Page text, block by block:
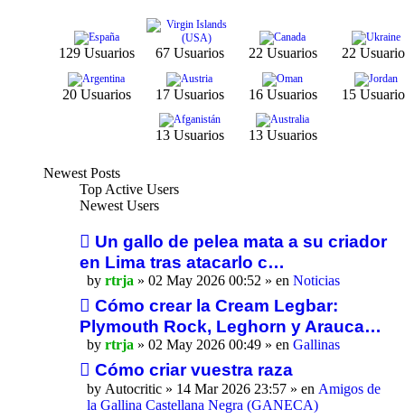
129 Usuarios 67 Usuarios 22 Usuarios 22
20 Usuarios 17 Usuarios 16 Usuarios 15
13 Usuarios 13 Usuarios
Newest Posts
Top Active Users
Newest Users
Un gallo de pelea mata a su criador
en Lima tras atacarlo c…
by rtrja » 02 May 2026 00:52 » en Noticias
Cómo crear la Cream Legbar:
Plymouth Rock, Leghorn y Arauca…
by rtrja » 02 May 2026 00:49 » en Gallinas
Cómo criar vuestra raza
by Autocritic » 14 Mar 2026 23:57 » en Amigos de
la Gallina Castellana Negra (GANECA)